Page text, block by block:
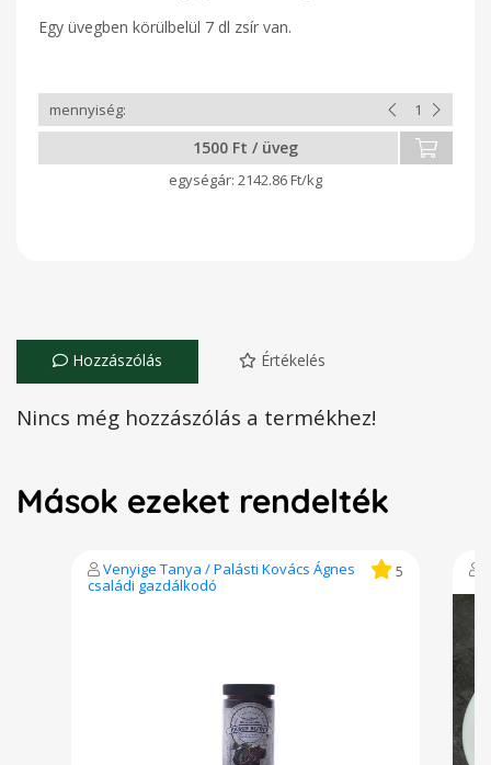
Egy üvegben körülbelül 7 dl zsír van.
1500 Ft / üveg
2142.86 Ft/kg
Hozzászólás Értékelés
Nincs még hozzászólás a termékhez!
Mások ezeket rendelték
Venyige Tanya / Palásti Kovács Ágnes
családi gazdálkodó
5